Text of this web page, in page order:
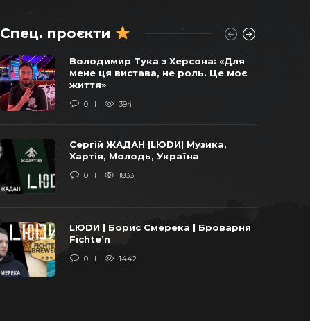
Віктор Балога погоджував
продаж останніх українських
бомбардувальників у 2011 році –
«Віджати» Карпати: уроки бізнесу
У закарпатській громаді
кошти та за завищеними цінами на
Спец. проєкти
Володимир Тука з Херсона: «Для
мене ця вистава, не роль. Це моє
життя»
0 394
Сергій ЖАДАН |LЮDИ| Музика,
Хартія, Молодь, Україна
0 1833
LЮDИ | Борис Смерека | Броварня
Fichte’n
0 1442